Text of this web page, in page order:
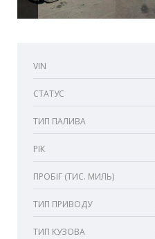
VIN
СТАТУС
ТИП ПАЛИВА
РІК
ПРОБІГ (ТИС. МИЛЬ)
ТИП ПРИВОДУ
ТИП КУЗОВА